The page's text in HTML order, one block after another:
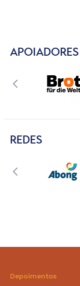
APOIADORES
REDES
Depoimentos